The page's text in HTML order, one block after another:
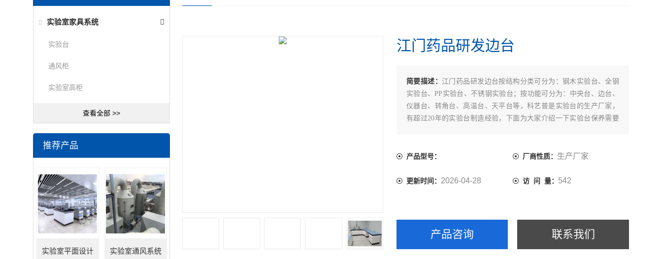
实验室家具系统
实验台
通风柜
实验室高柜
查看全部 >>
推荐产品
实验室平面设计 实验室通风系统
江门药品研发边台
简要描述： 江门药品研发边台按结构分类可分为：钢木实验台、全钢
实验台、PP实验台、不锈钢实验台；按功能可分为：中央台、边台、
仪器台、转角台、高温台、天平台等，科艺普是实验台的生产厂家，
有超过20年的实验台制造经验，下面为大家介绍一下实验台保养需要
产品型号： 厂商性质： 生产厂家
更新时间： 2026-04-28 访 问 量： 542
产品咨询 联系我们